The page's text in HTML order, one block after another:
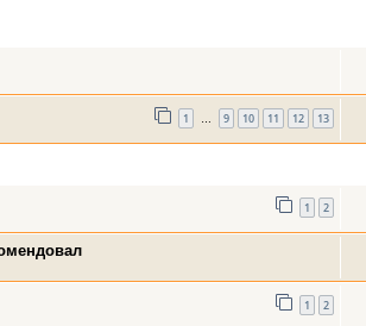
1 … 9 10 11 12 13
1 2
1 2